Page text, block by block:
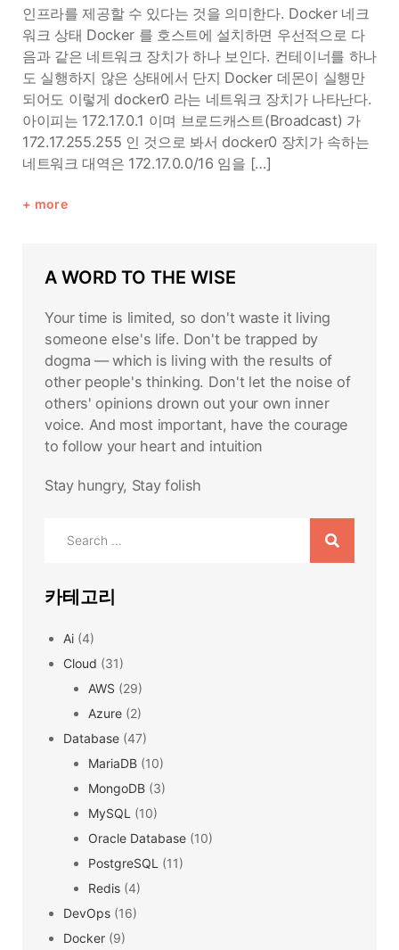
인프라를 제공할 수 있다는 것을 의미한다. Docker 네크
워크 상태 Docker 를 호스트에 설치하면 우선적으로 다
음과 같은 네트워크 장치가 하나 보인다. 컨테이너를 하나
도 실행하지 않은 상태에서 단지 Docker 데몬이 실행만
되어도 이렇게 docker0 라는 네트워크 장치가 나타난다.
아이피는 172.17.0.1 이며 브로드캐스트(Broadcast) 가
172.17.255.255 인 것으로 봐서 docker0 장치가 속하는
네트워크 대역은 172.17.0.0/16 임을 […]
more
A WORD TO THE WISE
Your time is limited, so don't waste it living
someone else's life. Don't be trapped by
dogma — which is living with the results of
other people's thinking. Don't let the noise of
others' opinions drown out your own inner
voice. And most important, have the courage
to follow your heart and intuition
Stay hungry, Stay folish
카테고리
Ai (4)
Cloud (31)
AWS (29)
Azure (2)
Database (47)
MariaDB (10)
MongoDB (3)
MySQL (10)
Oracle Database (10)
PostgreSQL (11)
Redis (4)
DevOps (16)
Docker (9)